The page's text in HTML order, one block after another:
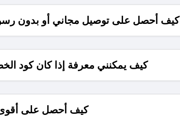
كيف أحصل على توصيل مجاني أو بدون
كيف يمكنني معرفة إذا كان كود
كيف أحصل على